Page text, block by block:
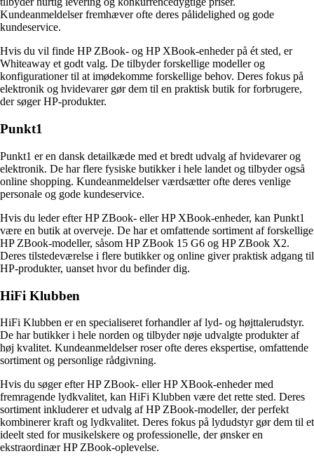
Kundeanmeldelser fremhæver ofte deres pålidelighed og gode
kundeservice.
Hvis du vil finde HP ZBook- og HP XBook-enheder på ét sted, er
Whiteaway et godt valg. De tilbyder forskellige modeller og
konfigurationer til at imødekomme forskellige behov. Deres fokus på
elektronik og hvidevarer gør dem til en praktisk butik for forbrugere,
der søger HP-produkter.
Punkt1
Punkt1 er en dansk detailkæde med et bredt udvalg af hvidevarer og
elektronik. De har flere fysiske butikker i hele landet og tilbyder også
online shopping. Kundeanmeldelser værdsætter ofte deres venlige
personale og gode kundeservice.
Hvis du leder efter HP ZBook- eller HP XBook-enheder, kan Punkt1
være en butik at overveje. De har et omfattende sortiment af forskellige
HP ZBook-modeller, såsom HP ZBook 15 G6 og HP ZBook X2.
Deres tilstedeværelse i flere butikker og online giver praktisk adgang til
HP-produkter, uanset hvor du befinder dig.
HiFi Klubben
HiFi Klubben er en specialiseret forhandler af lyd- og højttalerudstyr.
De har butikker i hele norden og tilbyder nøje udvalgte produkter af
høj kvalitet. Kundeanmeldelser roser ofte deres ekspertise, omfattende
sortiment og personlige rådgivning.
Hvis du søger efter HP ZBook- eller HP XBook-enheder med
fremragende lydkvalitet, kan HiFi Klubben være det rette sted. Deres
sortiment inkluderer et udvalg af HP ZBook-modeller, der perfekt
kombinerer kraft og lydkvalitet. Deres fokus på lydudstyr gør dem til et
ideelt sted for musikelskere og professionelle, der ønsker en
ekstraordinær HP ZBook-oplevelse.